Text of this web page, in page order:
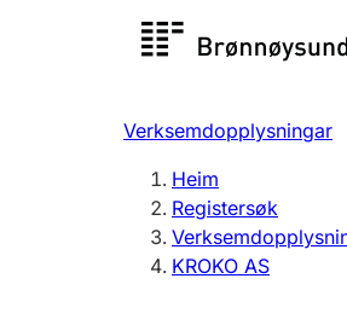
Registersøk
Registrere, endre,
Verksemdopplysningar
Heim
Registersøk
KROKO AS